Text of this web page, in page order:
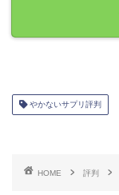
やかないサプリ評判
HOME 評判